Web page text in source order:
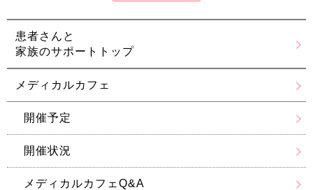
患者さんと
家族のサポートトップ
メディカルカフェ
開催予定
開催状況
メディカルカフェQ&A